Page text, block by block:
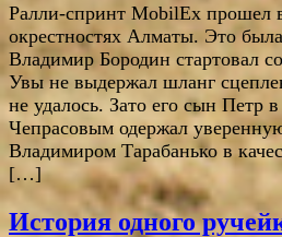
Ралли-спринт MobilEx прошел
окрестностях Алматы. Это
Владимир Бородин стартовал
Увы не выдержал шланг
не удалось. Зато его сын Петр
Чепрасовым одержал
Владимиром Тарабанько в
[…]
История одного